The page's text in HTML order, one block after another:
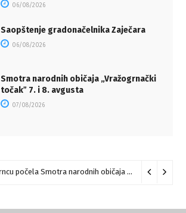
06/08/2026
Saopštenje gradonačelnika Zaječara
06/08/2026
Smotra narodnih običaja „Vražogrnački
točakˮ 7. i 8. avgusta
07/08/2026
U Vražogrncu počela Smotra narodnih običaja „Vražogrnački točak“